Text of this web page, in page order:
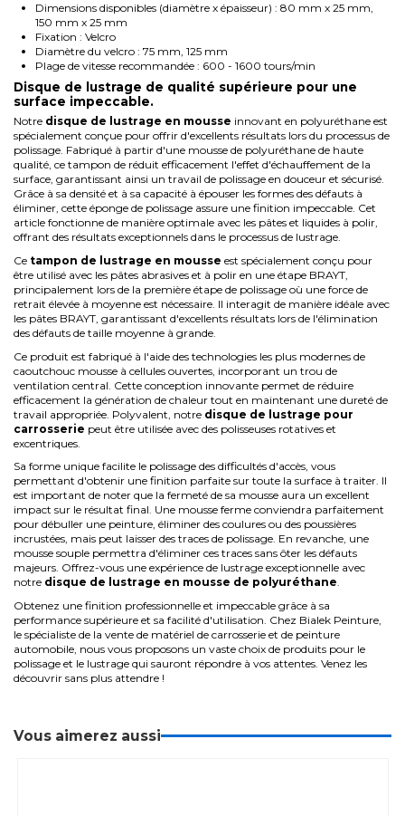
Dimensions disponibles (diamètre x épaisseur) : 80 mm x 25 mm,
150 mm x 25 mm
Fixation : Velcro
Diamètre du velcro : 75 mm, 125 mm
Plage de vitesse recommandée : 600 - 1600 tours/min
Disque de lustrage de qualité supérieure pour une
surface impeccable.
Notre disque de lustrage en mousse innovant en polyuréthane est
spécialement conçue pour offrir d'excellents résultats lors du processus de
polissage. Fabriqué à partir d'une mousse de polyuréthane de haute
qualité, ce tampon de réduit efficacement l'effet d'échauffement de la
surface, garantissant ainsi un travail de polissage en douceur et sécurisé.
Grâce à sa densité et à sa capacité à épouser les formes des défauts à
éliminer, cette éponge de polissage assure une finition impeccable. Cet
article fonctionne de manière optimale avec les pâtes et liquides à polir,
offrant des résultats exceptionnels dans le processus de lustrage.
Ce tampon de lustrage en mousse est spécialement conçu pour
être utilisé avec les pâtes abrasives et à polir en une étape BRAYT,
principalement lors de la première étape de polissage où une force de
retrait élevée à moyenne est nécessaire. Il interagit de manière idéale avec
les pâtes BRAYT, garantissant d'excellents résultats lors de l'élimination
des défauts de taille moyenne à grande.
Ce produit est fabriqué à l'aide des technologies les plus modernes de
caoutchouc mousse à cellules ouvertes, incorporant un trou de
ventilation central. Cette conception innovante permet de réduire
efficacement la génération de chaleur tout en maintenant une dureté de
travail appropriée. Polyvalent, notre disque de lustrage pour
carrosserie peut être utilisée avec des polisseuses rotatives et
excentriques.
Sa forme unique facilite le polissage des difficultés d'accès, vous
permettant d'obtenir une finition parfaite sur toute la surface à traiter. Il
est important de noter que la fermeté de sa mousse aura un excellent
impact sur le résultat final. Une mousse ferme conviendra parfaitement
pour débuller une peinture, éliminer des coulures ou des poussières
incrustées, mais peut laisser des traces de polissage. En revanche, une
mousse souple permettra d'éliminer ces traces sans ôter les défauts
majeurs. Offrez-vous une expérience de lustrage exceptionnelle avec
notre disque de lustrage en mousse de polyuréthane.
Obtenez une finition professionnelle et impeccable grâce à sa
performance supérieure et sa facilité d'utilisation. Chez Bialek Peinture,
le spécialiste de la vente de matériel de carrosserie et de peinture
automobile , nous vous proposons un vaste choix de produits pour le
polissage et le lustrage qui sauront répondre à vos attentes. Venez les
découvrir sans plus attendre !
Vous aimerez aussi